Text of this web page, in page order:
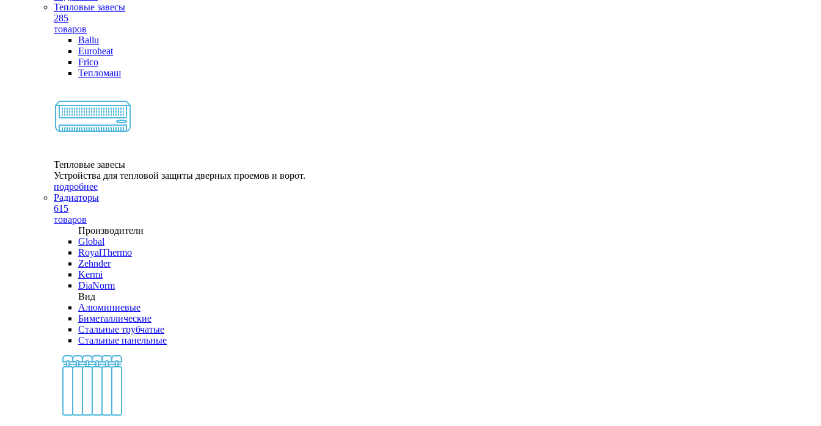
Тепловые завесы
285
товаров
Ballu
Euroheat
Frico
Тепломаш
Тепловые завесы
Устройства для тепловой защиты дверных проемов и ворот.
подробнее
Радиаторы
615
товаров
Производители
Global
RoyalThermo
Zehnder
Kermi
DiaNorm
Вид
Алюминиевые
Биметаллические
Стальные трубчатые
Стальные панельные